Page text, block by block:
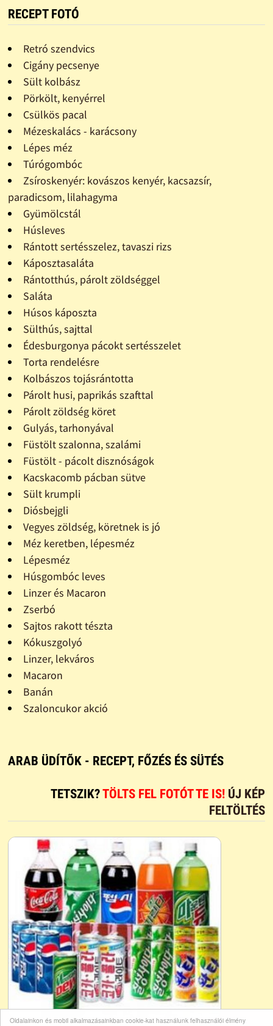
Oldalainkon és mobil alkalmazásainkban cookie-kat használunk felhasználói élmény
RECEPT FOTÓ
Retró szendvics
Cigány pecsenye
Sült kolbász
Pörkölt, kenyérrel
Csülkös pacal
Mézeskalács - karácsony
Lépes méz
Túrógombóc
Zsíroskenyér: kovászos kenyér, kacsazsír,
paradicsom, lilahagyma
Gyümölcstál
Húsleves
Rántott sertésszelez, tavaszi rizs
Káposztasaláta
Rántotthús, párolt zöldséggel
Saláta
Húsos káposzta
Sülthús, sajttal
Édesburgonya pácokt sertésszelet
Torta rendelésre
Kolbászos tojásrántotta
Párolt husi, paprikás szafttal
Párolt zöldség köret
Gulyás, tarhonyával
Füstölt szalonna, szalámi
Füstölt - pácolt disznóságok
Kacskacomb pácban sütve
Sült krumpli
Diósbejgli
Vegyes zöldség, köretnek is jó
Méz keretben, lépesméz
Lépesméz
Húsgombóc leves
Linzer és Macaron
Zserbó
Sajtos rakott tészta
Kókuszgolyó
Linzer, lekváros
Macaron
Banán
Szaloncukor akció
ARAB ÜDÍTÕK - RECEPT, FŐZÉS ÉS SÜTÉS
TETSZIK?TÖLTS FEL FOTÓT TE IS! ÚJ KÉP
FELTÖLTÉS